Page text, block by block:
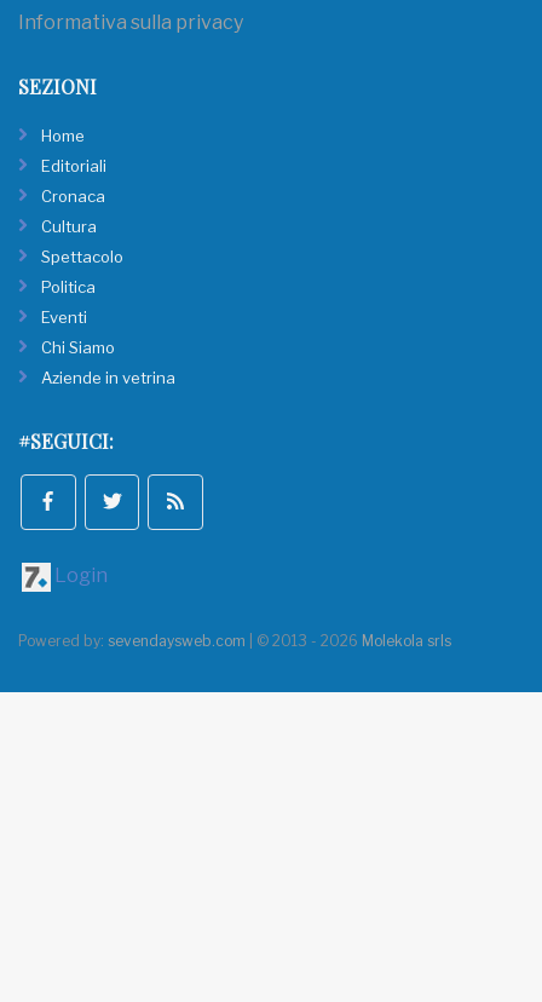
Informativa sulla privacy
SEZIONI
Home
Editoriali
Cronaca
Cultura
Spettacolo
Politica
Eventi
Chi Siamo
Aziende in vetrina
#SEGUICI:
Login
Powered by: sevendaysweb.com | © 2013 - 2026 Molekola srls